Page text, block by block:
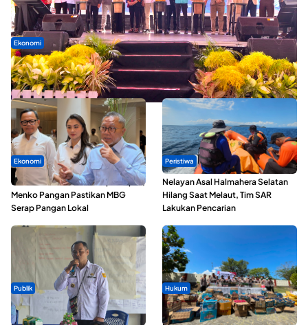
Ekonomi
Seminar di Ternate, Mendes Perkuat Sinergi Percepatan
Kopdes Merah Putih
Ekonomi
SPPG di Maluku Utara Dipercepat,
Menko Pangan Pastikan MBG
Serap Pangan Lokal
Peristiwa
Nelayan Asal Halmahera Selatan
Hilang Saat Melaut, Tim SAR
Lakukan Pencarian
Publik
ABDESI Morotai Apresiasi
Penyaluran ADD Rp3,13 Miliar
Hukum
Polda Maluku Utara Musnahkan
Ribuan Liter Miras Hasil Operasi